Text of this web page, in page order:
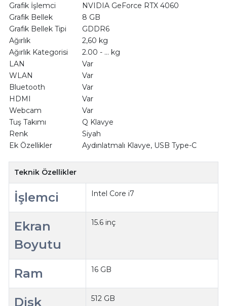
Grafik İşlemci
NVIDIA GeForce RTX 4060
Grafik Bellek
8 GB
Grafik Bellek Tipi
GDDR6
Ağırlık
2,60 kg
Ağırlık Kategorisi
2.00 - … kg
LAN
Var
WLAN
Var
Bluetooth
Var
HDMI
Var
Webcam
Var
Tuş Takımı
Q Klavye
Renk
Siyah
Ek Özellikler
Aydınlatmalı Klavye, USB Type-C
Teknik Özellikler
İşlemci Intel Core i7
Ekran
Boyutu
15.6 inç
Ram 16 GB
Disk 512 GB